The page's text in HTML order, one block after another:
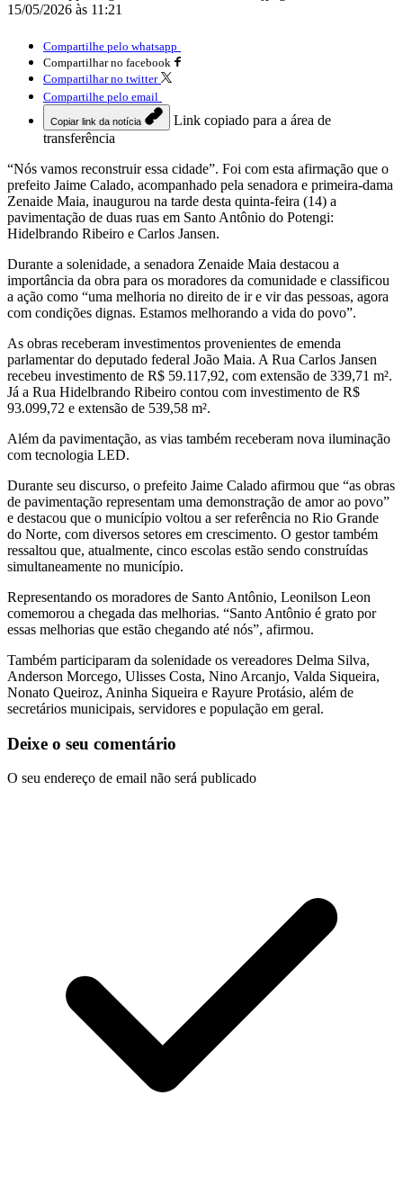
15/05/2026 às 11:21
Compartilhe pelo whatsapp
Compartilhar no facebook
Compartilhar no twitter
Compartilhe pelo email
Copiar link da notícia
Link copiado para a área de
transferência
“Nós vamos reconstruir essa cidade”. Foi com esta afirmação que o
prefeito Jaime Calado, acompanhado pela senadora e primeira-dama
Zenaide Maia, inaugurou na tarde desta quinta-feira (14) a
pavimentação de duas ruas em Santo Antônio do Potengi:
Hidelbrando Ribeiro e Carlos Jansen.
Durante a solenidade, a senadora Zenaide Maia destacou a
importância da obra para os moradores da comunidade e classificou
a ação como “uma melhoria no direito de ir e vir das pessoas, agora
com condições dignas. Estamos melhorando a vida do povo”.
As obras receberam investimentos provenientes de emenda
parlamentar do deputado federal João Maia. A Rua Carlos Jansen
recebeu investimento de R$ 59.117,92, com extensão de 339,71 m².
Já a Rua Hidelbrando Ribeiro contou com investimento de R$
93.099,72 e extensão de 539,58 m².
Além da pavimentação, as vias também receberam nova iluminação
com tecnologia LED.
Durante seu discurso, o prefeito Jaime Calado afirmou que “as obras
de pavimentação representam uma demonstração de amor ao povo”
e destacou que o município voltou a ser referência no Rio Grande
do Norte, com diversos setores em crescimento. O gestor também
ressaltou que, atualmente, cinco escolas estão sendo construídas
simultaneamente no município.
Representando os moradores de Santo Antônio, Leonilson Leon
comemorou a chegada das melhorias. “Santo Antônio é grato por
essas melhorias que estão chegando até nós”, afirmou.
Também participaram da solenidade os vereadores Delma Silva,
Anderson Morcego, Ulisses Costa, Nino Arcanjo, Valda Siqueira,
Nonato Queiroz, Aninha Siqueira e Rayure Protásio, além de
secretários municipais, servidores e população em geral.
Deixe o seu comentário
O seu endereço de email não será publicado